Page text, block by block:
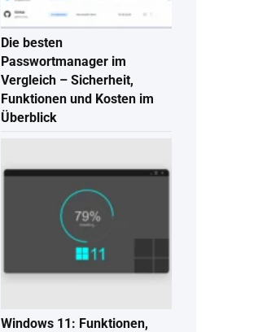
Die besten
Passwortmanager im
Vergleich – Sicherheit,
Funktionen und Kosten im
Überblick
Windows 11: Funktionen,